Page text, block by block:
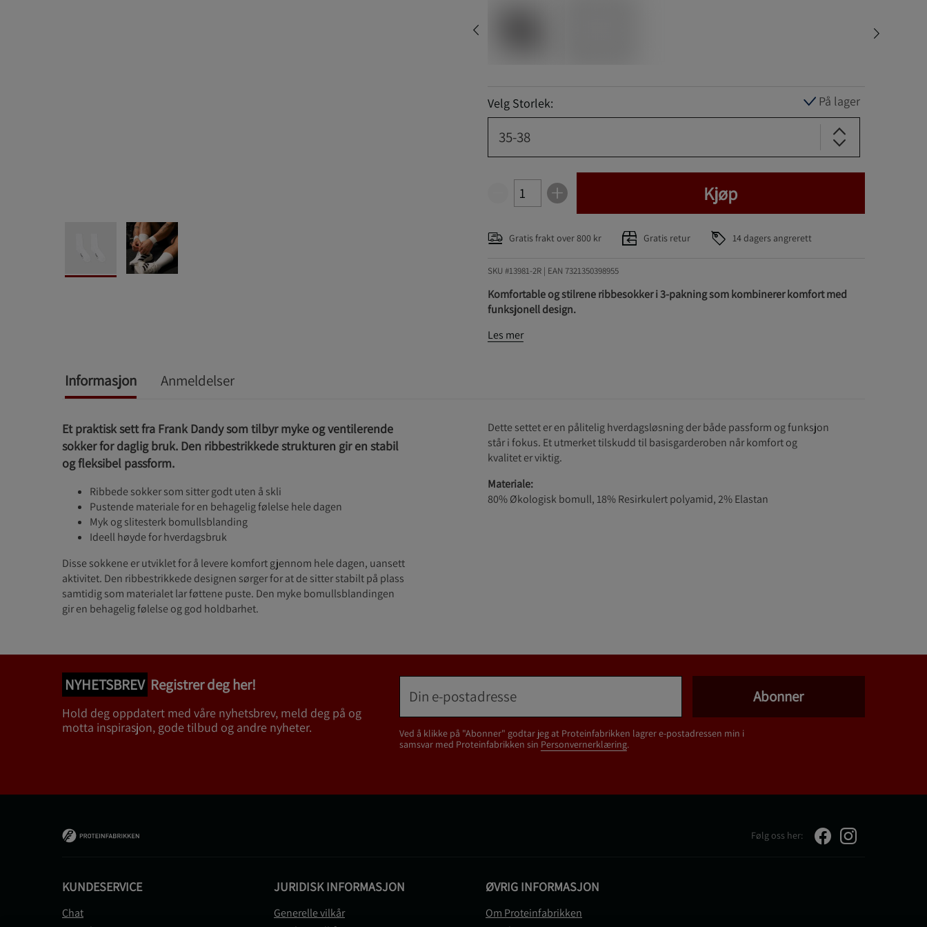
Velg Storlek: På lager
35-38
Kjøp
Gratis frakt over 800 kr Gratis retur 14 dagers angrerett
SKU #13981-2R | EAN 7321350398955
Komfortable og stilrene ribbesokker i 3-pakning som kombinerer komfort med
funksjonell design.
Les mer
Informasjon Anmeldelser
Et praktisk sett fra Frank Dandy som tilbyr myke og ventilerende
sokker for daglig bruk. Den ribbestrikkede strukturen gir en stabil
og fleksibel passform.
Ribbede sokker som sitter godt uten å skli
Pustende materiale for en behagelig følelse hele dagen
Myk og slitesterk bomullsblanding
Ideell høyde for hverdagsbruk
Disse sokkene er utviklet for å levere komfort gjennom hele dagen, uansett
aktivitet. Den ribbestrikkede designen sørger for at de sitter stabilt på plass
samtidig som materialet lar føttene puste. Den myke bomullsblandingen
gir en behagelig følelse og god holdbarhet.
Dette settet er en pålitelig hverdagsløsning der både passform og funksjon
står i fokus. Et utmerket tilskudd til basisgarderoben når komfort og
kvalitet er viktig.
Materiale:
80% Økologisk bomull, 18% Resirkulert polyamid, 2% Elastan
NYHETSBREV Registrer deg her!
Hold deg oppdatert med våre nyhetsbrev, meld deg på og
motta inspirasjon, gode tilbud og andre nyheter.
Ved å klikke på "Abonner" godtar jeg at Proteinfabrikken lagrer e-postadressen min i
samsvar med Proteinfabrikken sin Personvernerklæring.
Abonner
Følg oss her:
KUNDESERVICE
Chat
JURIDISK INFORMASJON
Generelle vilkår
ØVRIG INFORMASJON
Om Proteinfabrikken